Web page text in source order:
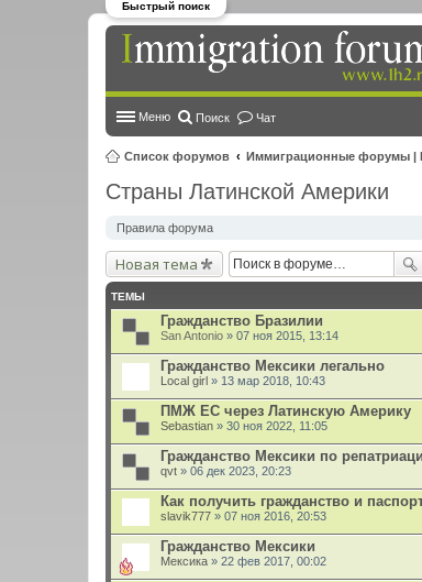
Меню Поиск Чат
Список форумов Иммиграционные форумы |
Быстрый поиск
Страны Латинской Америки
Правила форума
Новая тема
ТЕМЫ
Гражданство Бразилии
San Antonio » 07 ноя 2015, 13:14
Гражданство Мексики легально
Local girl » 13 мар 2018, 10:43
ПМЖ ЕС через Латинскую Америку
Sebastian » 30 ноя 2022, 11:05
Гражданство Мексики по
qvt » 06 дек 2023, 20:23
Как получить гражданство и
slavik777 » 07 ноя 2016, 20:53
Гражданство Мексики
Мексика » 22 фев 2017, 00:02